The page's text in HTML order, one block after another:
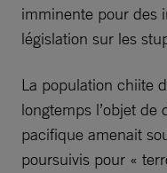
imminente pour des
législation sur les
La population chiite
longtemps l’objet
pacifique amenait
poursuivis pour «